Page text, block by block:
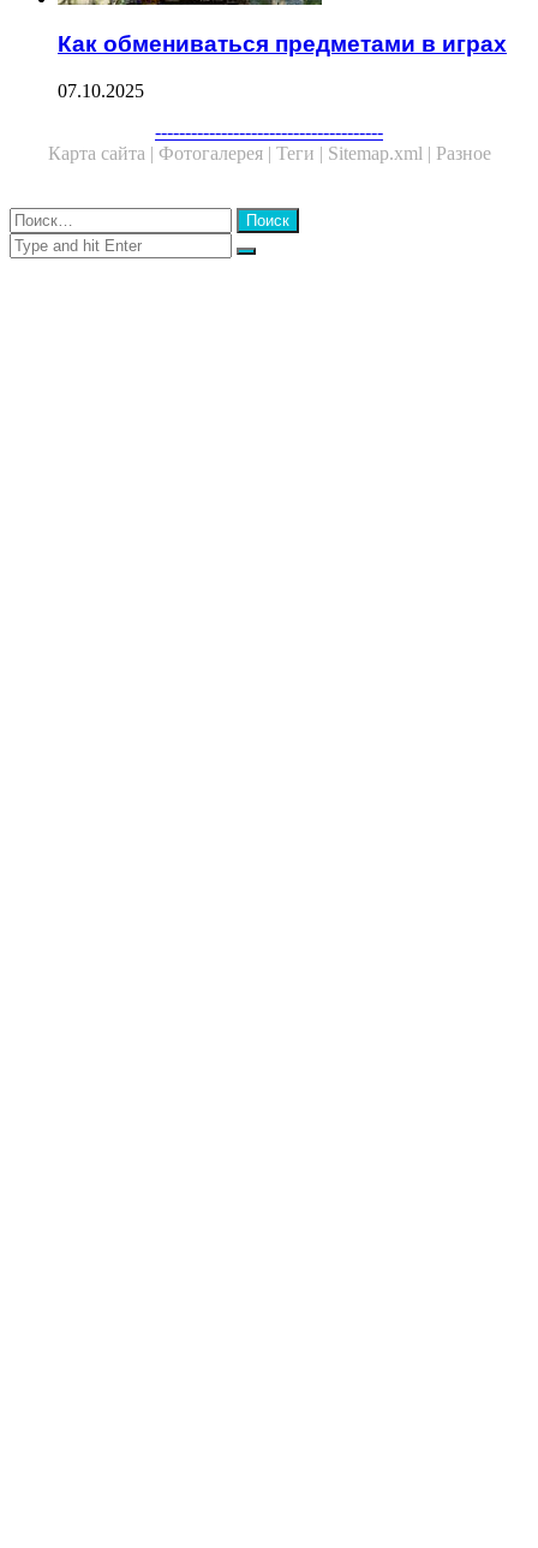
Как обмениваться предметами в играх
07.10.2025
--------------------------------------
Карта сайта | Фотогалерея | Теги | Sitemap.xml | Разное
Close
Найти:
Close
Search